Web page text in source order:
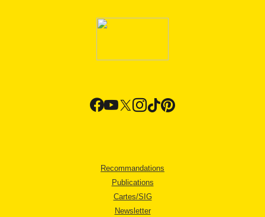
Recommandations
Publications
Cartes/SIG
Newsletter